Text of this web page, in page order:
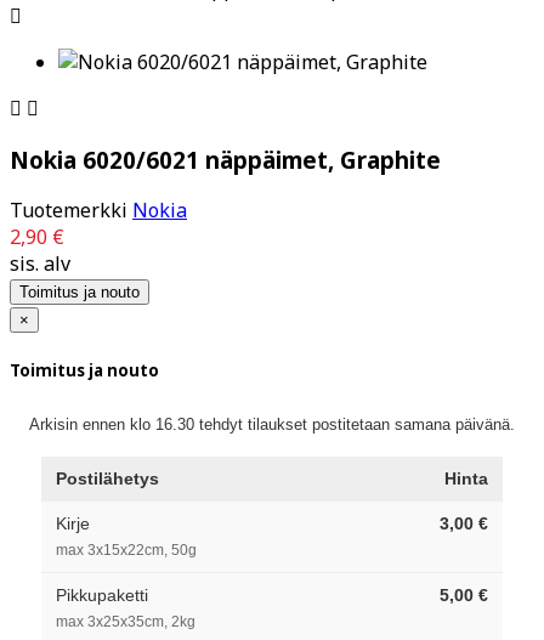

 
Nokia 6020/6021 näppäimet, Graphite
Tuotemerkki Nokia
2,90 €
sis. alv
Toimitus ja nouto
×
Toimitus ja nouto
Arkisin ennen klo 16.30 tehdyt tilaukset postitetaan samana päivänä.
Postilähetys Hinta
Kirje
max 3x15x22cm, 50g
3,00 €
Pikkupaketti
max 3x25x35cm, 2kg
5,00 €